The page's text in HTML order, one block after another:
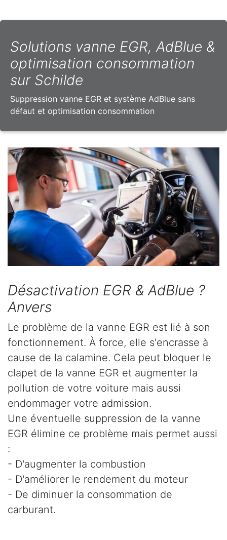
Solutions vanne EGR, AdBlue &
optimisation consommation
sur Schilde
Suppression vanne EGR et système AdBlue sans
défaut et optimisation consommation
Désactivation EGR & AdBlue ?
Anvers
Le problème de la vanne EGR est lié à son
fonctionnement. À force, elle s'encrasse à
cause de la calamine. Cela peut bloquer le
clapet de la vanne EGR et augmenter la
pollution de votre voiture mais aussi
endommager votre admission.
Une éventuelle suppression de la vanne
EGR élimine ce problème mais permet aussi
:
- D'augmenter la combustion
- D'améliorer le rendement du moteur
- De diminuer la consommation de
carburant.